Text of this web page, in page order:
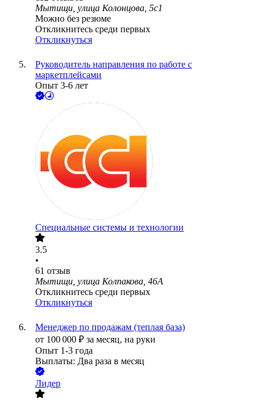
Мытищи, улица Колонцова, 5с1
Можно без резюме
Откликнитесь среди первых
Откликнуться
Руководитель направления по работе с
маркетплейсами
Опыт 3-6 лет
Специальные системы и технологии
3.5
•
61 отзыв
Мытищи, улица Колпакова, 46А
Откликнитесь среди первых
Откликнуться
Менеджер по продажам (теплая база)
от 100 000 ₽ за месяц, на руки
Опыт 1-3 года
Выплаты: Два раза в месяц
Лидер